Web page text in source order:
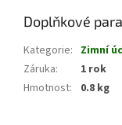
Doplňkové
Kategorie: Zimní
Záruka:
1 rok
Hmotnost: 0.8 kg